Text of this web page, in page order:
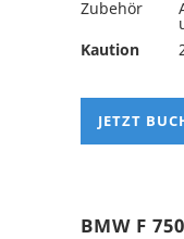
Zubehör
Kaution
JETZT
BMW F